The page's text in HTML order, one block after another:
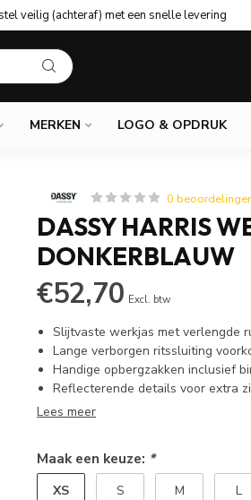
veilig (achteraf) met een snelle levering
MERKEN LOGO & OPDRUK
0
DASSY HARRIS
DONKERBLAUW
€52,70 Excl. btw
Slijtvaste werkjas met verlengde
Lange verborgen ritssluiting
Handige opbergzakken inclusief
Reflecterende details voor extra
Lees meer
Maak een keuze: *
XS S M L